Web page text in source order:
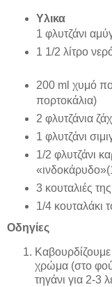
Υλικα
1 φλυτζάνι
1 1/2 λίτρο
200 ml χυμό
πορτοκάλια)
2 φλυτζάνια
1 φλυτζάνι
1/2 φλυτζάνι
3 κουταλιές
1/4 κουταλάκι
Οδηγίες
χρώμα (στο
τηγάνι για 2-3